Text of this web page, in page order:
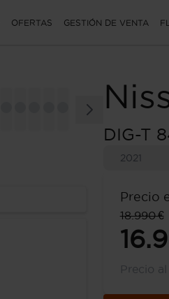
OFERTAS GESTIÓN DE VENTA
DIG-T
2021
Precio
18.990 €
Precio